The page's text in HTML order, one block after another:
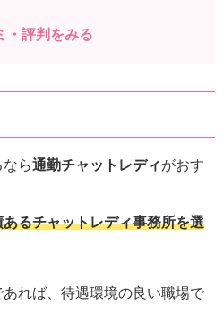
・評判をみる
ら通勤チャットレディがおす
るチャットレディ事務所を選
れば、待遇環境の良い職場で